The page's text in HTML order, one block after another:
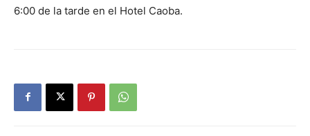
6:00 de la tarde en el Hotel Caoba.